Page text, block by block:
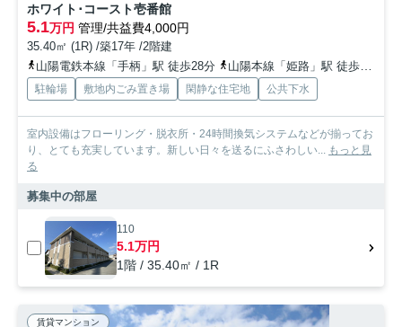
ホワイト･コースト壱番館
5.1万円 管理/共益費4,000円
35.40㎡ (1R) /築17年 /2階建
山陽電鉄本線「手柄」駅 徒歩28分
山陽本線「姫路」駅 徒歩29分
駐輪場 敷地内ごみ置き場 閑静な住宅地 公共下水
室内設備はフローリング・脱衣所・24時間換気システムなどが揃ってお
り、とても充実しています。新しい日々を送るにふさわしい... もっと見
る
募集中の部屋
110
5.1万円
1階 / 35.40㎡ / 1R
賃貸マンション